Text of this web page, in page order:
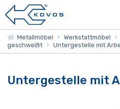
Metallmöbel Werkstattmöbel
geschweißt
Untergestelle mit
Untergestelle mit